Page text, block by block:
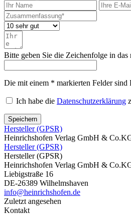
Bitte geben Sie die Zeichenfolge in
Die mit einem * markierten Felder sind
Ich habe die Datenschutzerklärung
Speichern
Hersteller (GPSR)
Heinrichshofen Verlag GmbH &
Hersteller (GPSR)
Hersteller (GPSR)
Heinrichshofen Verlag GmbH &
Liebigstraße 16
DE-26389 Wilhelmshaven
info@heinrichshofen.de
Zuletzt angesehen
Kontakt